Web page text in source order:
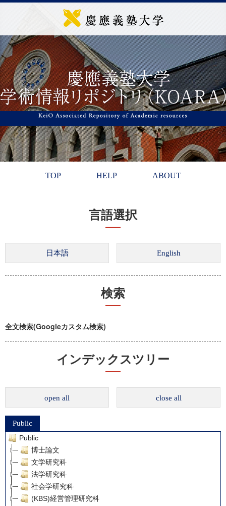
TOP HELP ABOUT
言語選択
検索
全文検索(Googleカスタム検索)
インデックスツリー
open all close all
Public
Public
博士論文
文学研究科
法学研究科
社会学研究科
(KBS)経営管理研究科